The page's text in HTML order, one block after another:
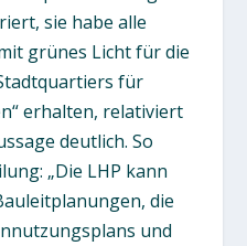
sie habe alle
grünes Licht für die
für
erhalten, relativiert
deutlich. So
„Die LHP kann
die
und